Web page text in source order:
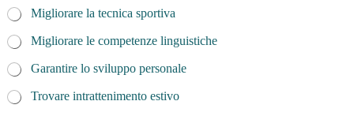
Migliorare la tecnica sportiva
Migliorare le competenze linguistiche
Garantire lo sviluppo personale
Trovare intrattenimento estivo